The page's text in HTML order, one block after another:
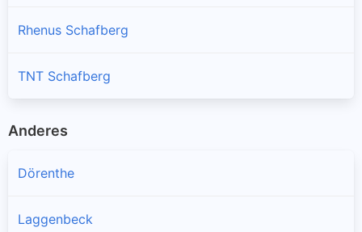
Rhenus Schafberg
TNT Schafberg
Anderes
Dörenthe
Laggenbeck